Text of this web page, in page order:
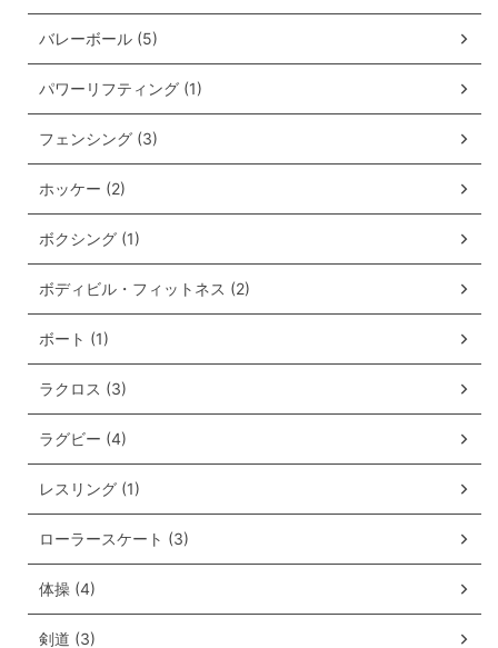
バレーボール (5)
パワーリフティング (1)
フェンシング (3)
ホッケー (2)
ボクシング (1)
ボディビル・フィットネス (2)
ボート (1)
ラクロス (3)
ラグビー (4)
レスリング (1)
ローラースケート (3)
体操 (4)
剣道 (3)